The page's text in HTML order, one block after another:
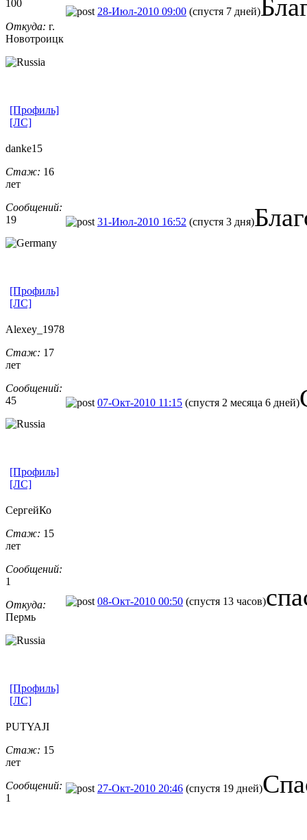
100
Откуда: г.
Новотроицк
28-Июл-2010 09:00 (спустя 7 дней)
[Профиль]
[ЛС]
danke15
Стаж: 16
лет
Сообщений:
19
31-Июл-2010 16:52 (спустя 3 дня)
[Профиль]
[ЛС]
Alexey_1978
Стаж: 17
лет
Сообщений:
45
07-Окт-2010 11:15 (спустя 2 месяца 6 дней)
[Профиль]
[ЛС]
СергейКо
Стаж: 15
лет
Сообщений:
1
Откуда:
Пермь
08-Окт-2010 00:50 (спустя 13 часов)
[Профиль]
[ЛС]
PUTYAJI
Стаж: 15
лет
Сообщений:
1
27-Окт-2010 20:46 (спустя 19 дней)